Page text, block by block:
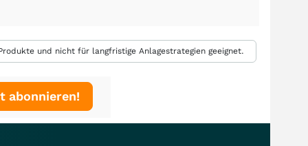
und nicht für langfristige Anlagestrategien geeignet.
abonnieren!